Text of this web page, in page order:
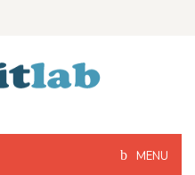
MENU